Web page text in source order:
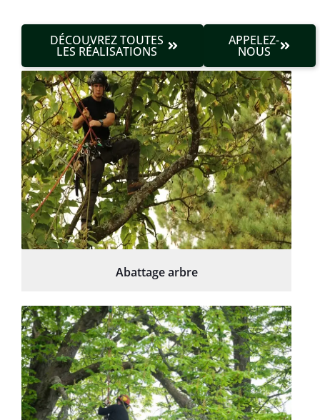
DÉCOUVREZ TOUTES
LES RÉALISATIONS
APPELEZ-
NOUS
Abattage arbre